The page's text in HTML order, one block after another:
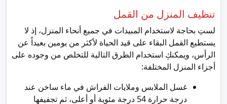
تنظيف المنزل من القمل
لستِ بحاجة لاستخدام المبيدات في جميع أنحاء المنزل، إذ لا
يستطيع القمل البقاء على قيد الحياة لأكثر من يومين بعيداً عن
الرأس، ويمكنكِ استخدام الطرق التالية للتخلص من وجوده على
أجزاء المنزل المختلفة:
غسل الملابس وملايات الفراش في ماء ساخن عند
درجة حرارة 54 درجة مئوية أو أعلى، ثم تجفيفها